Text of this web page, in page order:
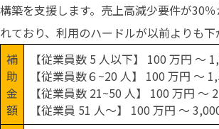
構築を支援します。売上高減少要件が30
れており、利用のハードルが以前よりも下
補
助
金
額
【従業員数 5 人以下】 100 万円 ～
【従業員数６~20 人】 100 万円 ～
【従業員数 21~50 人】 100 万円 ～
【従業員 51 人～】 100 万円 ～